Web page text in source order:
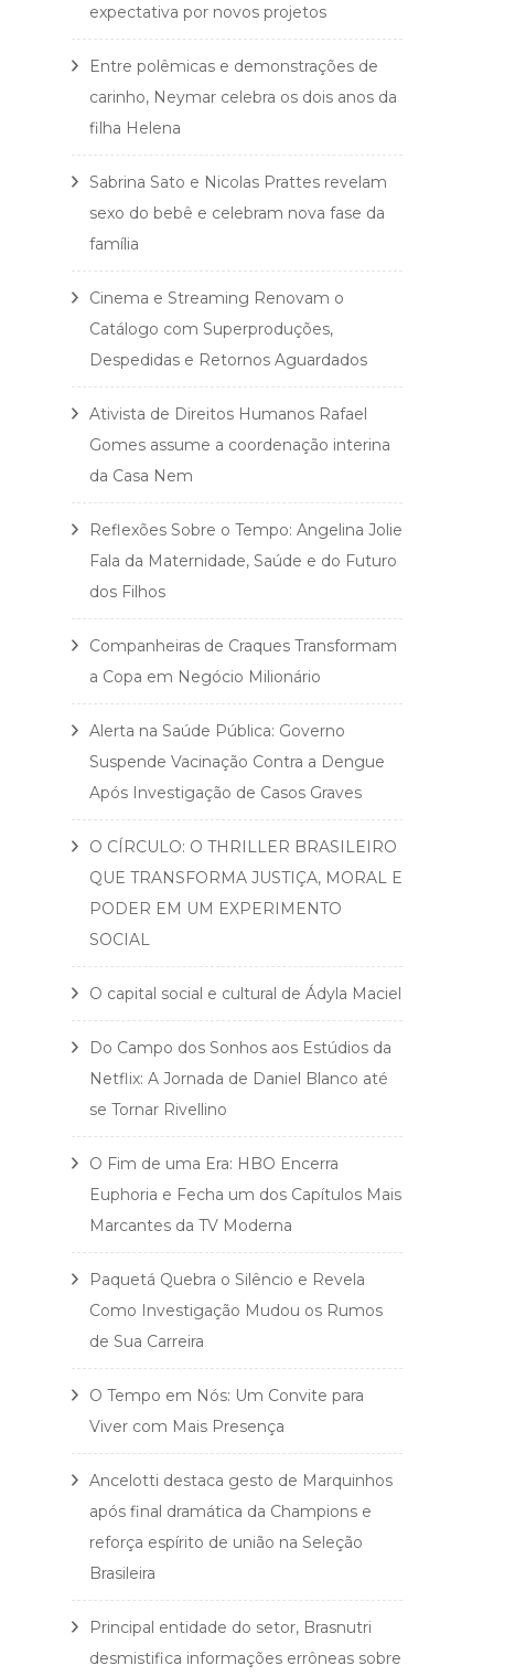
expectativa por novos projetos
Entre polêmicas e demonstrações de
carinho, Neymar celebra os dois anos da
filha Helena
Sabrina Sato e Nicolas Prattes revelam
sexo do bebê e celebram nova fase da
família
Cinema e Streaming Renovam o
Catálogo com Superproduções,
Despedidas e Retornos Aguardados
Ativista de Direitos Humanos Rafael
Gomes assume a coordenação interina
da Casa Nem
Reflexões Sobre o Tempo: Angelina Jolie
Fala da Maternidade, Saúde e do Futuro
dos Filhos
Companheiras de Craques Transformam
a Copa em Negócio Milionário
Alerta na Saúde Pública: Governo
Suspende Vacinação Contra a Dengue
Após Investigação de Casos Graves
O CÍRCULO: O THRILLER BRASILEIRO
QUE TRANSFORMA JUSTIÇA, MORAL E
PODER EM UM EXPERIMENTO
SOCIAL
O capital social e cultural de Ádyla Maciel
Do Campo dos Sonhos aos Estúdios da
Netflix: A Jornada de Daniel Blanco até
se Tornar Rivellino
O Fim de uma Era: HBO Encerra
Euphoria e Fecha um dos Capítulos Mais
Marcantes da TV Moderna
Paquetá Quebra o Silêncio e Revela
Como Investigação Mudou os Rumos
de Sua Carreira
O Tempo em Nós: Um Convite para
Viver com Mais Presença
Ancelotti destaca gesto de Marquinhos
após final dramática da Champions e
reforça espírito de união na Seleção
Brasileira
Principal entidade do setor, Brasnutri
desmistifica informações errôneas sobre